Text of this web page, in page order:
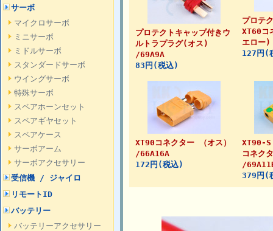
サーボ
マイクロサーボ
ミニサーボ
ミドルサーボ
スタンダードサーボ
ウイングサーボ
特殊サーボ
スペアホーンセット
スペアギヤセット
スペアケース
サーボアーム
サーボアクセサリー
受信機 / ジャイロ
リモートID
バッテリー
バッテリーアクセサリー
プロテクトキャップ付きウ
ルトラプラグ(オス)
/69A9A
83円(税込)
プロテ
XT60コ
エロー
127円(
XT90コネクター （オス）
/66A16A
172円(税込)
XT90-
コネク
/
379円(